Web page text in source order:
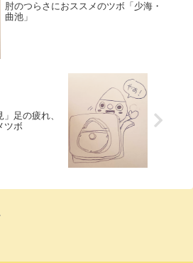
肘のつらさにおススメのツボ「少海・
曲池」
足の疲れ、
ツボ